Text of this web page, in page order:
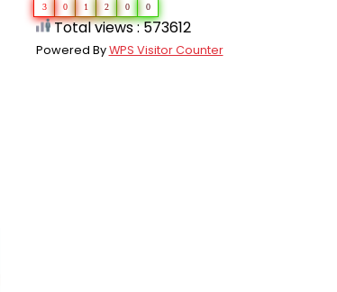
3 0 1 2 0 0
Total views : 573612
Powered ByWPS Visitor Counter